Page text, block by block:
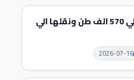
تنفيذ عملية رفع تراكمات حوالي 570 الف طن ونقلها الي
2026-07-16